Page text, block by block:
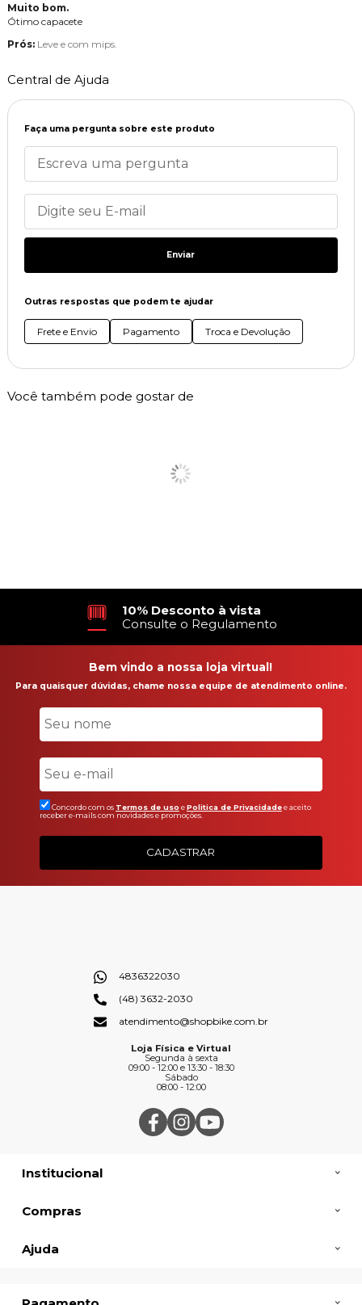
Muito bom.
Ótimo capacete
Prós: Leve e com mips.
Central de Ajuda
Faça uma pergunta sobre este produto
Enviar
Outras respostas que podem te ajudar
Frete e Envio Pagamento Troca e Devolução
Você também pode gostar de
10% Desconto à vista
Consulte o Regulamento
Bem vindo a nossa loja virtual!
Para quaisquer dúvidas, chame nossa equipe de atendimento online.
Concordo com os Termos de uso ePolitica de Privacidadee aceito
receber e-mails com novidades e promoções.
CADASTRAR
Institucional
Compras
Ajuda
4836322030
(48) 3632-2030
atendimento@shopbike.com.br
Loja Física e Virtual
Segunda à sexta
09:00 - 12:00 e 13:30 - 18:30
Sábado
08:00 - 12:00